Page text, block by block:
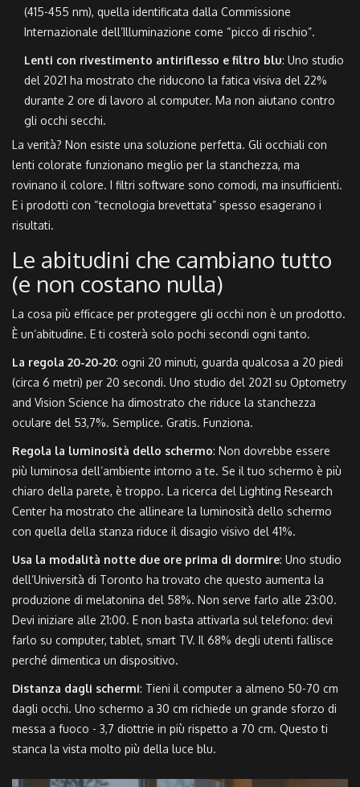
(415-455 nm), quella identificata dalla Commissione
Internazionale dell’Illuminazione come “picco di rischio”.
Lenti con rivestimento antiriflesso e filtro blu: Uno studio
del 2021 ha mostrato che riducono la fatica visiva del 22%
durante 2 ore di lavoro al computer. Ma non aiutano contro
gli occhi secchi.
La verità? Non esiste una soluzione perfetta. Gli occhiali con
lenti colorate funzionano meglio per la stanchezza, ma
rovinano il colore. I filtri software sono comodi, ma insufficienti.
E i prodotti con “tecnologia brevettata” spesso esagerano i
risultati.
Le abitudini che cambiano tutto
(e non costano nulla)
La cosa più efficace per proteggere gli occhi non è un prodotto.
È un’abitudine. E ti costerà solo pochi secondi ogni tanto.
La regola 20-20-20: ogni 20 minuti, guarda qualcosa a 20 piedi
(circa 6 metri) per 20 secondi. Uno studio del 2021 su Optometry
and Vision Science ha dimostrato che riduce la stanchezza
oculare del 53,7%. Semplice. Gratis. Funziona.
Regola la luminosità dello schermo: Non dovrebbe essere
più luminosa dell’ambiente intorno a te. Se il tuo schermo è più
chiaro della parete, è troppo. La ricerca del Lighting Research
Center ha mostrato che allineare la luminosità dello schermo
con quella della stanza riduce il disagio visivo del 41%.
Usa la modalità notte due ore prima di dormire: Uno studio
dell’Università di Toronto ha trovato che questo aumenta la
produzione di melatonina del 58%. Non serve farlo alle 23:00.
Devi iniziare alle 21:00. E non basta attivarla sul telefono: devi
farlo su computer, tablet, smart TV. Il 68% degli utenti fallisce
perché dimentica un dispositivo.
Distanza dagli schermi: Tieni il computer a almeno 50-70 cm
dagli occhi. Uno schermo a 30 cm richiede un grande sforzo di
messa a fuoco - 3,7 diottrie in più rispetto a 70 cm. Questo ti
stanca la vista molto più della luce blu.